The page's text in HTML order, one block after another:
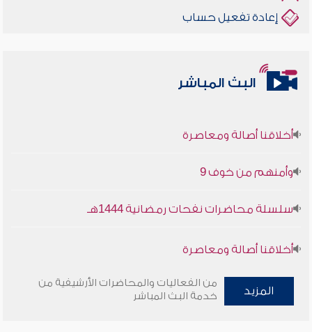
إعادة تفعيل حساب
البث المباشر
أخلاقنا أصالة ومعاصرة
وأمنهم من خوف 9
سلسلة محاضرات نفحات رمضانية 1444هـ
أخلاقنا أصالة ومعاصرة
وأمنهم من خوف 9
المزيد
من الفعاليات والمحاضرات الأرشيفية من
خدمة البث المباشر